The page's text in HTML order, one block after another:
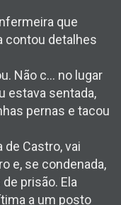
que
contou detalhes
Não c... no lugar
estava sentada,
pernas e tacou
de Castro, vai
e, se condenada,
prisão. Ela
a um posto